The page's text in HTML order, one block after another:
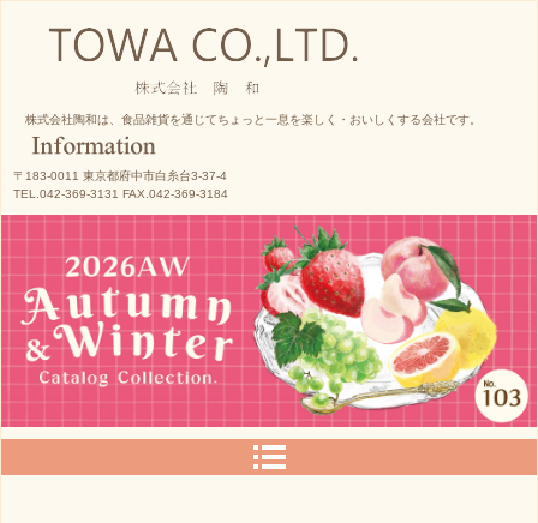
株式会社陶和
株式会社陶和は、食品雑貨を通じてちょっと一息を楽しく・おいしくする会社です。
〒183-0011 東京都府中市白糸台3-37-4
TEL.042-369-3131 FAX.042-369-3184